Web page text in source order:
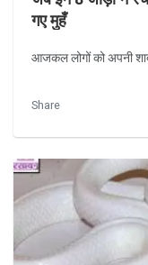
गए मुहँ
आजकल लोगों को अपनी
Share